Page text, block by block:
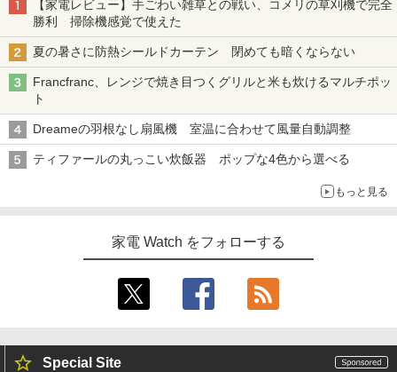
【家電レビュー】手ごわい雑草との戦い、コメリの草刈機で完全
勝利 掃除機感覚で使えた
夏の暑さに防熱シールドカーテン 閉めても暗くならない
Francfranc、レンジで焼き目つくグリルと米も炊けるマルチポッ
ト
Dreameの羽根なし扇風機 室温に合わせて風量自動調整
ティファールの丸っこい炊飯器 ポップな4色から選べる
もっと見る
家電 Watch をフォローする
Special Site